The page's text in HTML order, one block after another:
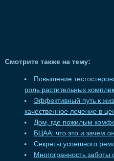
Смотрите также на тему:
Повышение
роль растительных
Эффективный путь к
качественное лечение в
Дом, где пожилым
БЦАА: что это и зачем
Секреты успешного
Многогранность заботы